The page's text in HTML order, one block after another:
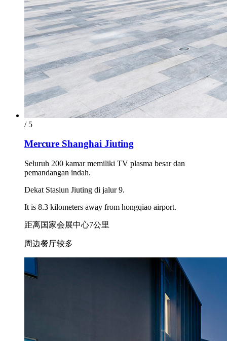
/ 5
Mercure Shanghai Jiuting
Seluruh 200 kamar memiliki TV plasma besar dan
pemandangan indah.
Dekat Stasiun Jiuting di jalur 9.
It is 8.3 kilometers away from hongqiao airport.
距离国家会展中心7公里
周边餐厅较多